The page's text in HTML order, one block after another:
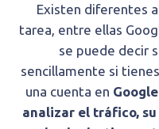
Existen diferentes
tarea, entre ellas
se puede decir
sencillamente si
una cuenta en
analizar el tráfico,